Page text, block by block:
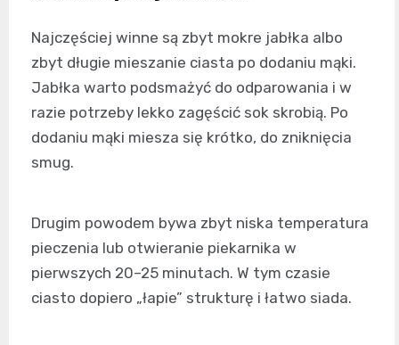
Najczęściej winne są zbyt mokre jabłka albo
zbyt długie mieszanie ciasta po dodaniu mąki.
Jabłka warto podsmażyć do odparowania i w
razie potrzeby lekko zagęścić sok skrobią. Po
dodaniu mąki miesza się krótko, do zniknięcia
smug.
Drugim powodem bywa zbyt niska temperatura
pieczenia lub otwieranie piekarnika w
pierwszych 20–25 minutach. W tym czasie
ciasto dopiero „łapie” strukturę i łatwo siada.